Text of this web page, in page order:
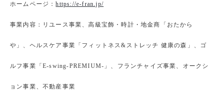
ホームページ：https://e-fran.jp/
事業内容：リユース事業、高級宝飾・時計・地金商「おたから
や」、ヘルスケア事業「フィットネス&ストレッチ 健康の森」、ゴ
ルフ事業「E-swing-PREMIUM-」、フランチャイズ事業、オークシ
ョン事業、不動産事業